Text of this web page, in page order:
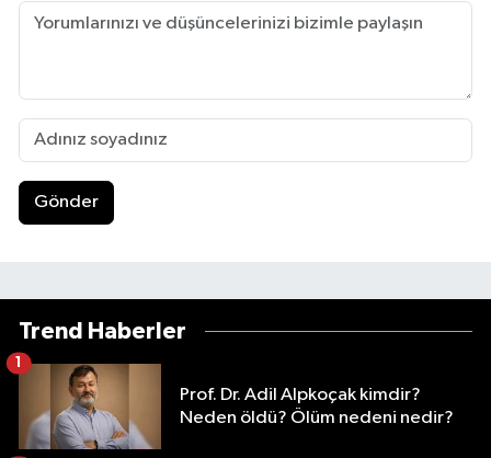
Gönder
Trend Haberler
Prof. Dr. Adil Alpkoçak kimdir?
Neden öldü? Ölüm nedeni nedir?
1